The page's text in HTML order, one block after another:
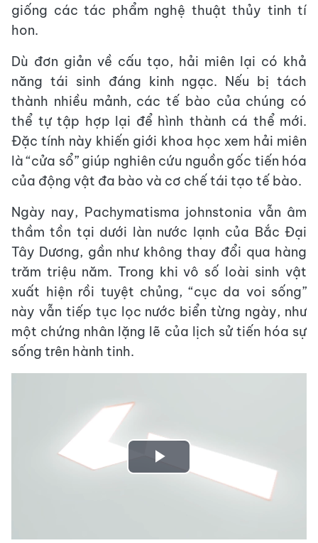
giống các tác phẩm nghệ thuật thủy tinh tí
hon.
Dù đơn giản về cấu tạo, hải miên lại có khả
năng tái sinh đáng kinh ngạc. Nếu bị tách
thành nhiều mảnh, các tế bào của chúng có
thể tự tập hợp lại để hình thành cá thể mới.
Đặc tính này khiến giới khoa học xem hải miên
là “cửa sổ” giúp nghiên cứu nguồn gốc tiến hóa
của động vật đa bào và cơ chế tái tạo tế bào.
Ngày nay, Pachymatisma johnstonia vẫn âm
thầm tồn tại dưới làn nước lạnh của Bắc Đại
Tây Dương, gần như không thay đổi qua hàng
trăm triệu năm. Trong khi vô số loài sinh vật
xuất hiện rồi tuyệt chủng, “cục da voi sống”
này vẫn tiếp tục lọc nước biển từng ngày, như
một chứng nhân lặng lẽ của lịch sử tiến hóa sự
sống trên hành tinh.
Play